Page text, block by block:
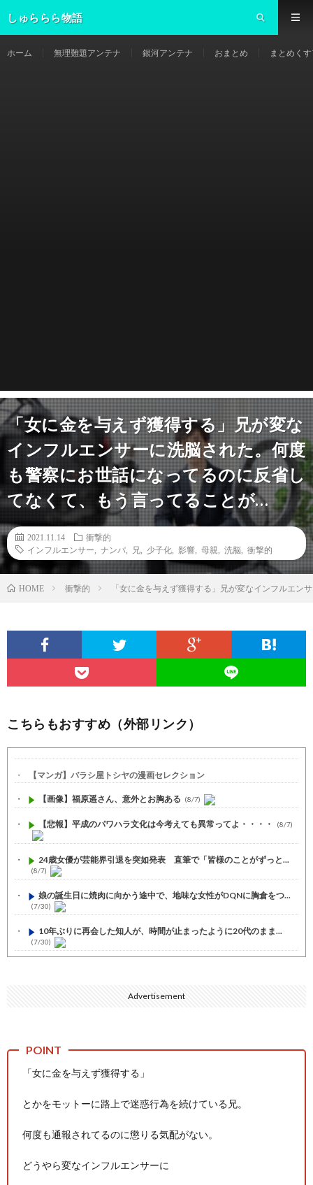
しゅららら物語
ホーム 無理難題アンテナ 銀河アンテナ おまとめ まとめく
「女に金を与えず獲得する」兄が変な
インフルエンサーに洗脳された。何度
も警察にお世話になってるのに反省し
てなくて、もう言ってることが…
2021.11.14
衝撃的
インフルエンサー
ナンパ 兄 少子化 影響 母親 洗脳 衝撃的
HOME 衝撃的 「女に金を与えず獲得する」兄が変なインフルエ
こちらもおすすめ（外部リンク）
【マンガ】バラシ屋トシヤの漫画セレクション
【画像】福原遥さん、意外とお胸ある (8/7)
【悲報】平成のパワハラ文化は今考えても異常ってよ・・・・ (8/7)
24歳女優が芸能界引退を突如発表 直筆で「皆様のことがずっと...
(8/7)
娘の誕生日に焼肉に向かう途中で、地味な女性がDQNに胸倉をつ...
(7/30)
10年ぶりに再会した知人が、時間が止まったように20代のまま...
(7/30)
娘の誕生日に焼肉に向かう途中で、地味な女性がDQNに胸倉をつ...
人体の中身が左右非対称なのは繊毛が回転運動をして左側に流れが...
Advertisement
「女に金を与えず獲得する」
とかをモットーに路上で迷惑行為を続けている兄。
何度も通報されてるのに懲りる気配がない。
どうやら変なインフルエンサーに